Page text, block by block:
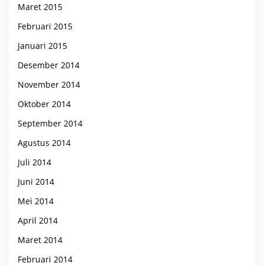
Maret 2015
Februari 2015
Januari 2015
Desember 2014
November 2014
Oktober 2014
September 2014
Agustus 2014
Juli 2014
Juni 2014
Mei 2014
April 2014
Maret 2014
Februari 2014